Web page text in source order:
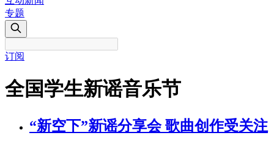
专题
订阅
全国学生新谣音乐节
“新空下”新谣分享会 歌曲创作受关注